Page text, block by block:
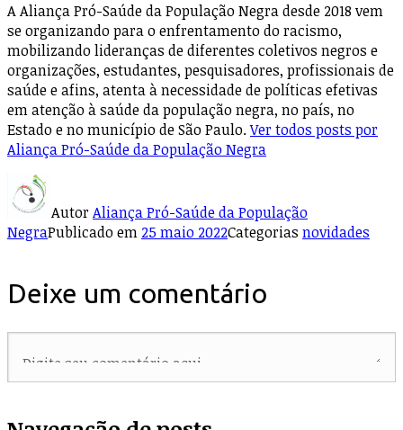
A Aliança Pró-Saúde da População Negra desde 2018 vem
se organizando para o enfrentamento do racismo,
mobilizando lideranças de diferentes coletivos negros e
organizações, estudantes, pesquisadores, profissionais de
saúde e afins, atenta à necessidade de políticas efetivas
em atenção à saúde da população negra, no país, no
Estado e no município de São Paulo.Ver todos posts por
Aliança Pró-Saúde da População Negra
AutorAliança Pró-Saúde da População
NegraPublicado em 25 maio 2022Categorias novidades
Deixe um comentário